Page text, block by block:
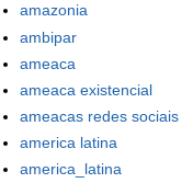
amazonia
ambipar
ameaca
ameaca existencial
ameacas redes sociais
america latina
america_latina